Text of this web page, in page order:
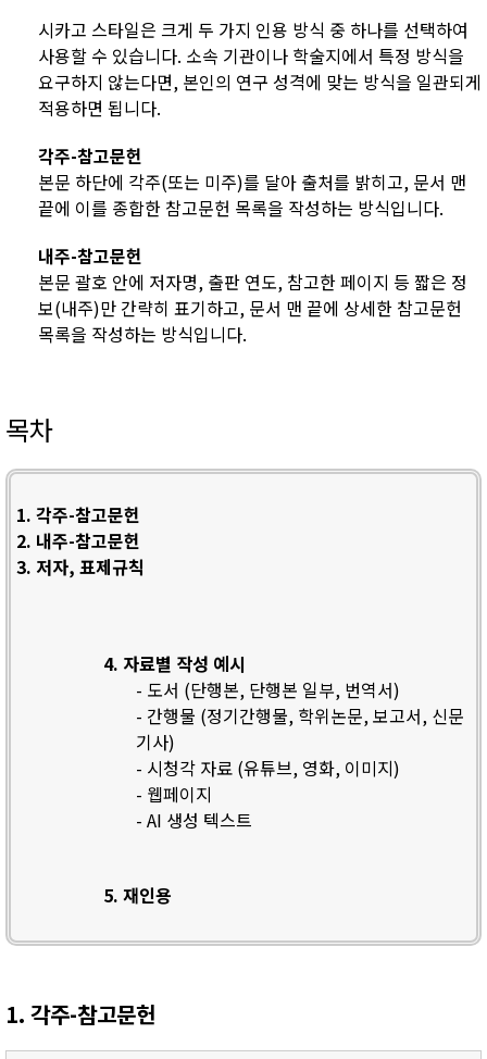
시카고 스타일은 크게 두 가지 인용 방식 중 하나를 선택하여
사용할 수 있습니다. 소속 기관이나 학술지에서 특정 방식을
요구하지 않는다면, 본인의 연구 성격에 맞는 방식을 일관되게
적용하면 됩니다.
각주-참고문헌
본문 하단에 각주(또는 미주)를 달아 출처를 밝히고, 문서 맨
끝에 이를 종합한 참고문헌 목록을 작성하는 방식입니다.
내주-참고문헌
본문 괄호 안에 저자명, 출판 연도, 참고한 페이지 등 짧은 정
보(내주)만 간략히 표기하고, 문서 맨 끝에 상세한 참고문헌
목록을 작성하는 방식입니다.
목차
1. 각주-참고문헌
2. 내주-참고문헌
3. 저자, 표제규칙
4. 자료별 작성 예시
- 도서 (단행본, 단행본 일부, 번역서)
- 간행물 (정기간행물, 학위논문, 보고서, 신문
기사)
- 시청각 자료 (유튜브, 영화, 이미지)
- 웹페이지
- AI 생성 텍스트
5. 재인용
1. 각주-참고문헌